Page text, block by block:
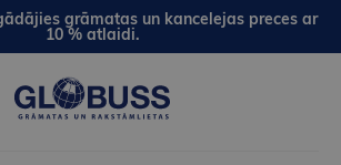
grāmatas un kancelejas preces ar
10 % atlaidi.